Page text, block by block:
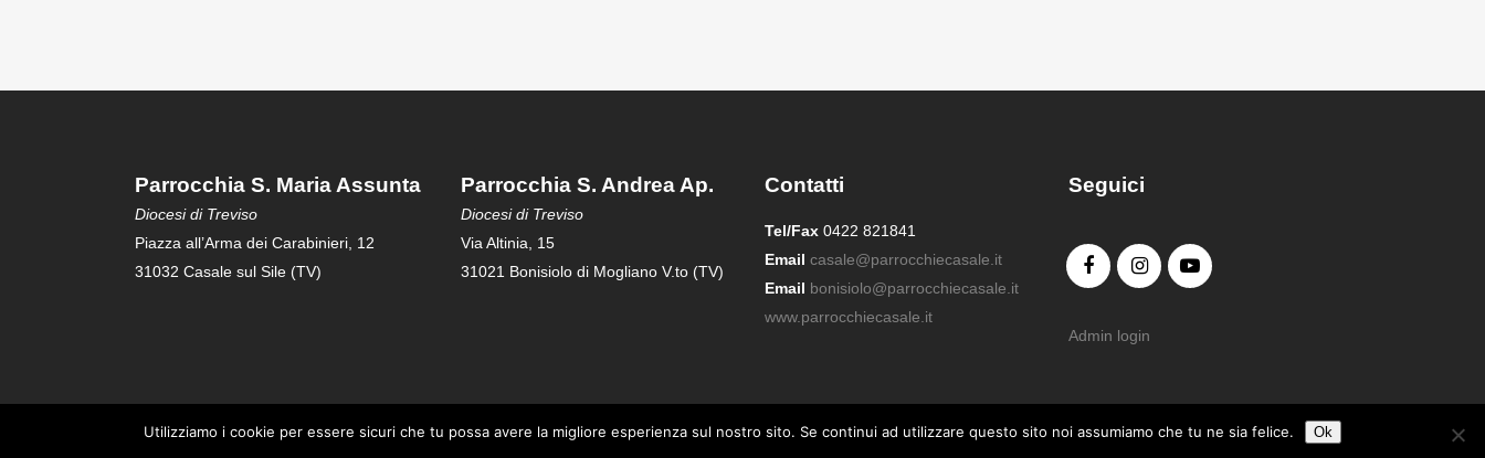
Parrocchia S. Maria Assunta
Diocesi di Treviso
Piazza all’Arma dei Carabinieri, 12
31032 Casale sul Sile (TV)
Parrocchia S. Andrea Ap.
Diocesi di Treviso
Via Altinia, 15
31021 Bonisiolo di Mogliano V.to (TV)
Contatti
Tel/Fax 0422 821841
Email casale@parrocchiecasale.it
Email bonisiolo@parrocchiecasale.it
www.parrocchiecasale.it
Seguici
Admin login
Copyright© 2019-2025 Parrocchia S. Maria Assunta - Casale sul Sile | Parrocchia S. Andrea Apostolo - Bonisiolo. Tutti i diritti riservati.
Utilizziamo i cookie per essere sicuri che tu possa avere la migliore esperienza sul nostro sito. Se continui ad utilizzare questo sito noi assumiamo che tu ne sia felice. Ok